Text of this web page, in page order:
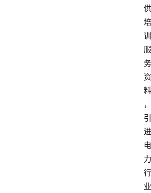
供
培
训
服
务
资
料
，
引
进
电
力
行
业